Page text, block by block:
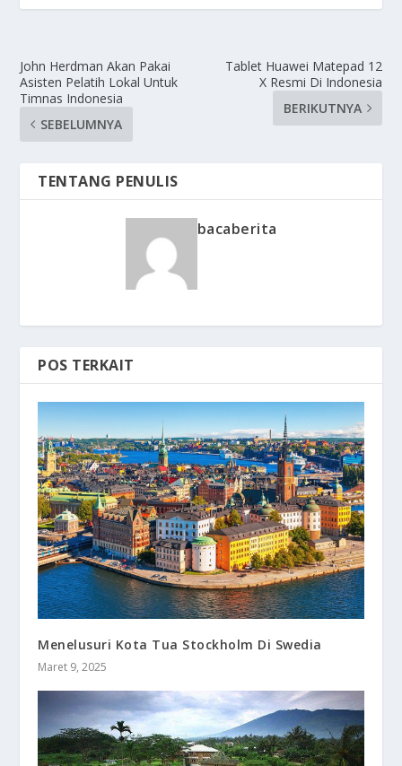
John Herdman Akan Pakai
Asisten Pelatih Lokal Untuk
Timnas Indonesia
SEBELUMNYA
Tablet Huawei Matepad 12
X Resmi Di Indonesia
BERIKUTNYA
TENTANG PENULIS
bacaberita
POS TERKAIT
Menelusuri Kota Tua Stockholm Di Swedia
Maret 9, 2025